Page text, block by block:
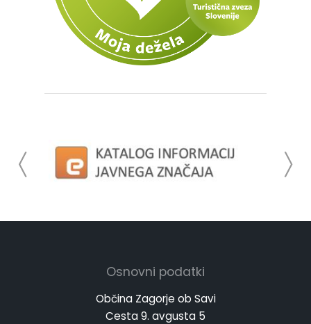
Osnovni podatki
Občina Zagorje ob Savi
Cesta 9. avgusta 5